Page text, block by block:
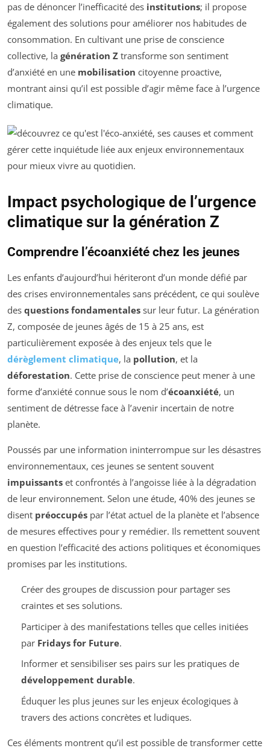
pas de dénoncer l’inefficacité des institutions; il propose
également des solutions pour améliorer nos habitudes de
consommation. En cultivant une prise de conscience
collective, la génération Z transforme son sentiment
d’anxiété en une mobilisation citoyenne proactive,
montrant ainsi qu’il est possible d’agir même face à l’urgence
climatique.
Impact psychologique de l’urgence
climatique sur la génération Z
Comprendre l’écoanxiété chez les jeunes
Les enfants d’aujourd’hui hériteront d’un monde défié par
des crises environnementales sans précédent, ce qui soulève
des questions fondamentales sur leur futur. La génération
Z, composée de jeunes âgés de 15 à 25 ans, est
particulièrement exposée à des enjeux tels que le
dérèglement climatique, la pollution, et la
déforestation. Cette prise de conscience peut mener à une
forme d’anxiété connue sous le nom d’écoanxiété, un
sentiment de détresse face à l’avenir incertain de notre
planète.
Poussés par une information ininterrompue sur les désastres
environnementaux, ces jeunes se sentent souvent
impuissants et confrontés à l’angoisse liée à la dégradation
de leur environnement. Selon une étude, 40% des jeunes se
disent préoccupés par l’état actuel de la planète et l’absence
de mesures effectives pour y remédier. Ils remettent souvent
en question l’efficacité des actions politiques et économiques
promises par les institutions.
Créer des groupes de discussion pour partager ses
craintes et ses solutions.
Participer à des manifestations telles que celles initiées
par Fridays for Future.
Informer et sensibiliser ses pairs sur les pratiques de
développement durable.
Éduquer les plus jeunes sur les enjeux écologiques à
travers des actions concrètes et ludiques.
Ces éléments montrent qu’il est possible de transformer cette